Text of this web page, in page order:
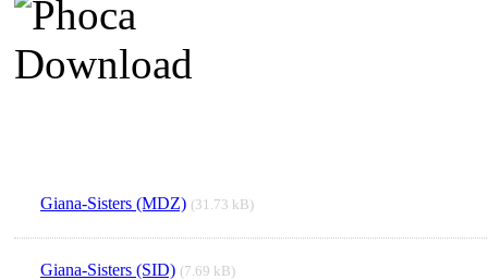
Giana-Sisters (MDZ) (31.73 kB)
Giana-Sisters (SID) (7.69 kB)